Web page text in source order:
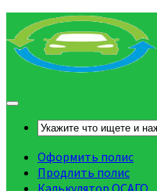
Оформить полис
Продлить полис
Калькулятор ОСАГО